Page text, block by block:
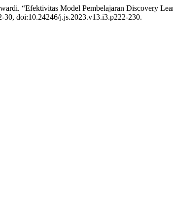
“Efektivitas Model Pembelajaran Discovery
30, doi:10.24246/j.js.2023.v13.i3.p222-230.